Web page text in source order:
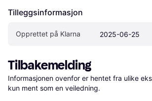
Tilleggsinformasjon
Opprettet på Klarna 2025-06-25
Tilbakemelding
Informasjonen ovenfor er hentet fra ulike
kun ment som en veiledning.